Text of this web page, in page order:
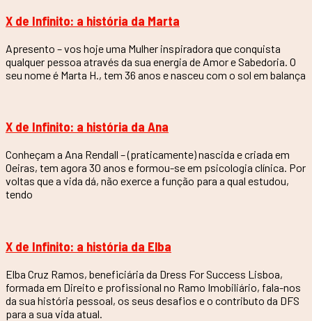
X de Infinito: a história da Marta
Apresento – vos hoje uma Mulher inspiradora que conquista
qualquer pessoa através da sua energia de Amor e Sabedoria. O
seu nome é Marta H., tem 36 anos e nasceu com o sol em balança
X de Infinito: a história da Ana
Conheçam a Ana Rendall – (praticamente) nascida e criada em
Oeiras, tem agora 30 anos e formou-se em psicologia clínica. Por
voltas que a vida dá, não exerce a função para a qual estudou,
tendo
X de Infinito: a história da Elba
Elba Cruz Ramos, beneficiária da Dress For Success Lisboa,
formada em Direito e profissional no Ramo Imobiliário, fala-nos
da sua história pessoal, os seus desafios e o contributo da DFS
para a sua vida atual.